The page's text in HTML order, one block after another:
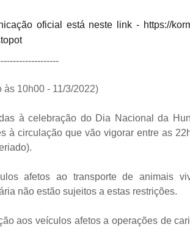
oficial está neste link - https://
às 10h00 - 11/3/2022)
à celebração do Dia Nacional da
à circulação que vão vigorar entre as
afetos ao transporte de animais
não estão sujeitos a estas restrições.
aos veículos afetos a operações de